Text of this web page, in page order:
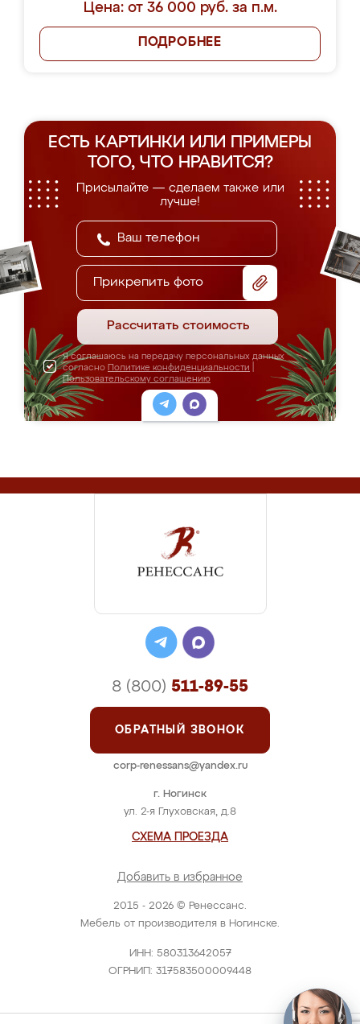
Цена: от 36 000 руб. за п.м.
ПОДРОБНЕЕ
ЕСТЬ КАРТИНКИ ИЛИ ПРИМЕРЫ
ТОГО, ЧТО НРАВИТСЯ?
Присылайте — сделаем также или
лучше!
Прикрепить фото
Рассчитать стоимость
Я соглашаюсь на передачу персональных данных
согласно Политике конфиденциальности
Пользовательскому соглашению
2015 - 2026 © Ренессанс.
Мебель от производителя в Ногинске.
ИНН: 580313642057
ОГРНИП: 317583500009448
г. Ногинск
ул. 2-я Глуховская, д.8
СХЕМА ПРОЕЗДА
Добавить в избранное
8 (800) 511-89-55
ОБРАТНЫЙ ЗВОНОК
corp-renessans@yandex.ru